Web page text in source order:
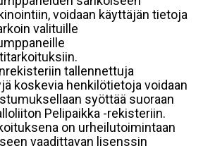
voidaan käyttäjän tietoja
valituille
tallennettuja
koskevia henkilötietoja voidaan
syöttää suoraan
Pelipaikka -rekisteriin.
on urheilutoimintaan
vaadittavan lisenssin